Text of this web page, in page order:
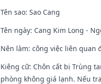
Tên sao: Sao Cang
Tên ngày: Cang Kim Long -
Nên làm: công việc liên quan
Kiêng cữ: Chôn cất bị Trùng
phòng không giá lạnh. Nếu